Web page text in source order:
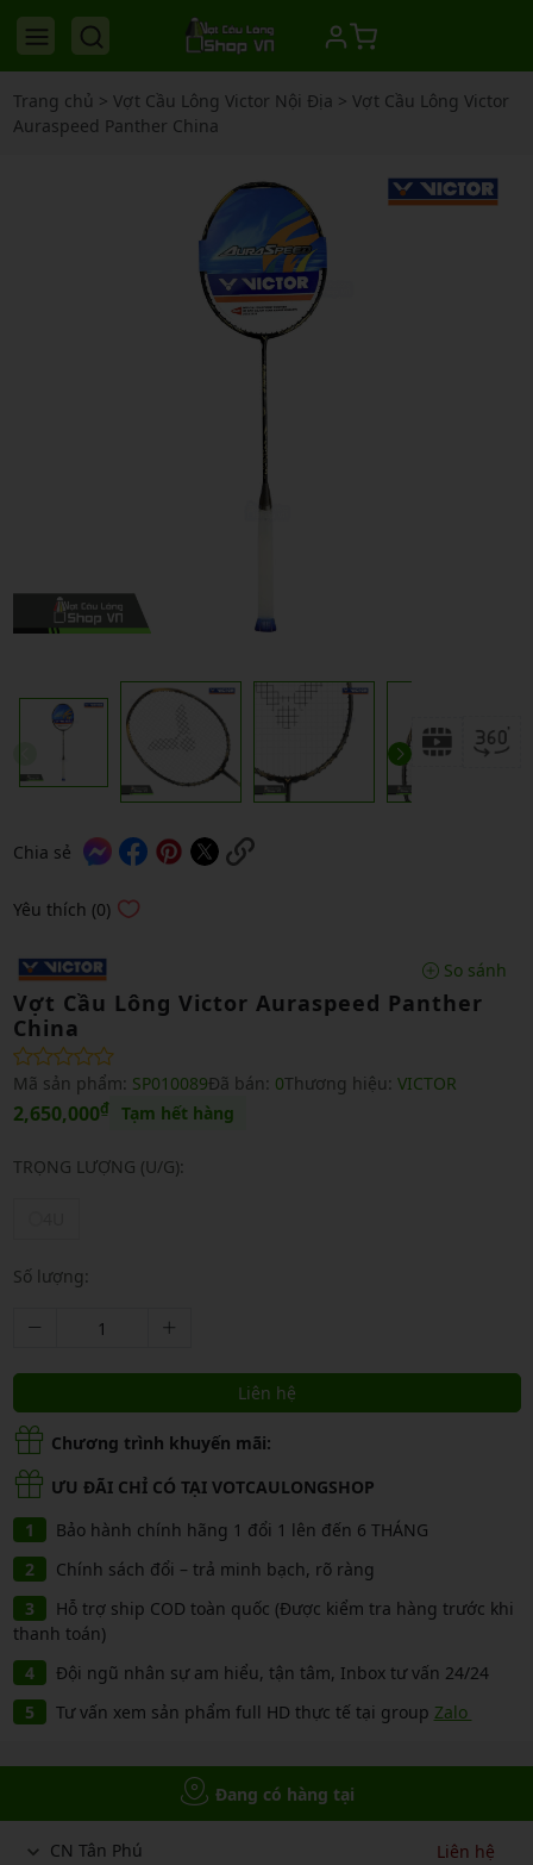
Trang chủ > Vợt Cầu Lông Victor Nội Địa > Vợt Cầu Lông Victor
Auraspeed Panther China
Chia sẻ
Yêu thích (0)
So sánh
Vợt Cầu Lông Victor Auraspeed Panther
China
Mã sản phẩm: SP010089Đã bán: 0Thương hiệu: VICTOR
2,650,000₫ Tạm hết hàng
TRỌNG LƯỢNG (U/G):
Số lượng:
Liên hệ
Chương trình khuyến mãi:
ƯU ĐÃI CHỈ CÓ TẠI VOTCAULONGSHOP
Bảo hành chính hãng 1 đổi 1 lên đến 6 THÁNG
Chính sách đổi – trả minh bạch, rõ ràng
Hỗ trợ ship COD toàn quốc (Được kiểm tra hàng trước khi
thanh toán)
Đội ngũ nhân sự am hiểu, tận tâm, Inbox tư vấn 24/24
Tư vấn xem sản phẩm full HD thực tế tại group Zalo
Đang có hàng tại
CN Tân Phú Liên hệ